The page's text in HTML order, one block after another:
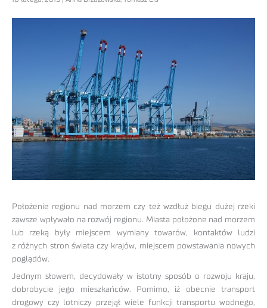
Położenie regionu nad morzem czy też wzdłuż biegu dużej rzeki
zawsze wpływało na rozwój regionu. Miasta położone nad morzem
lub rzeką były miejscem wymiany towarów, kontaktów ludzi
z różnych stron świata czy krajów, miejscem powstawania nowych
poglądów.
Jednym słowem, decydowały w istotny sposób o rozwoju kraju,
dobrobycie jego mieszkańców. Pomimo, iż obecnie transport
drogowy czy lotniczy przejął wiele funkcji transportu wodnego,